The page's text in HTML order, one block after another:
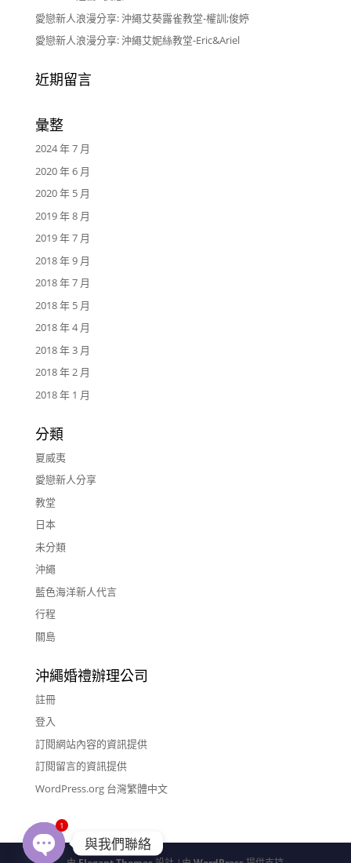
愛戀新人浪漫分享: 沖繩艾葵露雀教堂-權訓;俊婷
愛戀新人浪漫分享: 沖繩艾妮絲教堂-Eric&Ariel
近期留言
彙整
2024 年 7 月
2020 年 6 月
2020 年 5 月
2019 年 8 月
2019 年 7 月
2018 年 9 月
2018 年 7 月
2018 年 5 月
2018 年 4 月
2018 年 3 月
2018 年 2 月
2018 年 1 月
分類
夏威夷
愛戀新人分享
教堂
日本
未分類
沖繩
藍色海洋新人代言
行程
關島
沖繩婚禮辦理公司
註冊
登入
訂閱網站內容的資訊提供
訂閱留言的資訊提供
WordPress.org 台灣繁體中文
與我們聯絡
1